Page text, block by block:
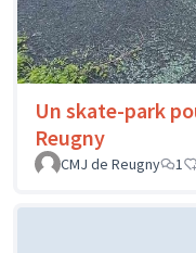
Un skate-park
Reugny
CMJ de Reugny
1